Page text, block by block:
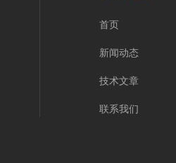
首页
新闻动态
技术文章
联系我们